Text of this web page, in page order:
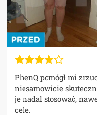
PhenQ pomógł mi
niesamowicie
je nadal stosować,
cele.